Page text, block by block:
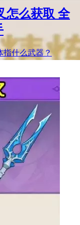
怎么获取 全
指什么武器？